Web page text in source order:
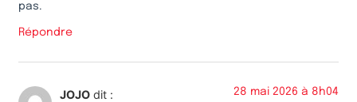
pas.
Répondre
JOJO dit : 28 mai 2026 à 8h04